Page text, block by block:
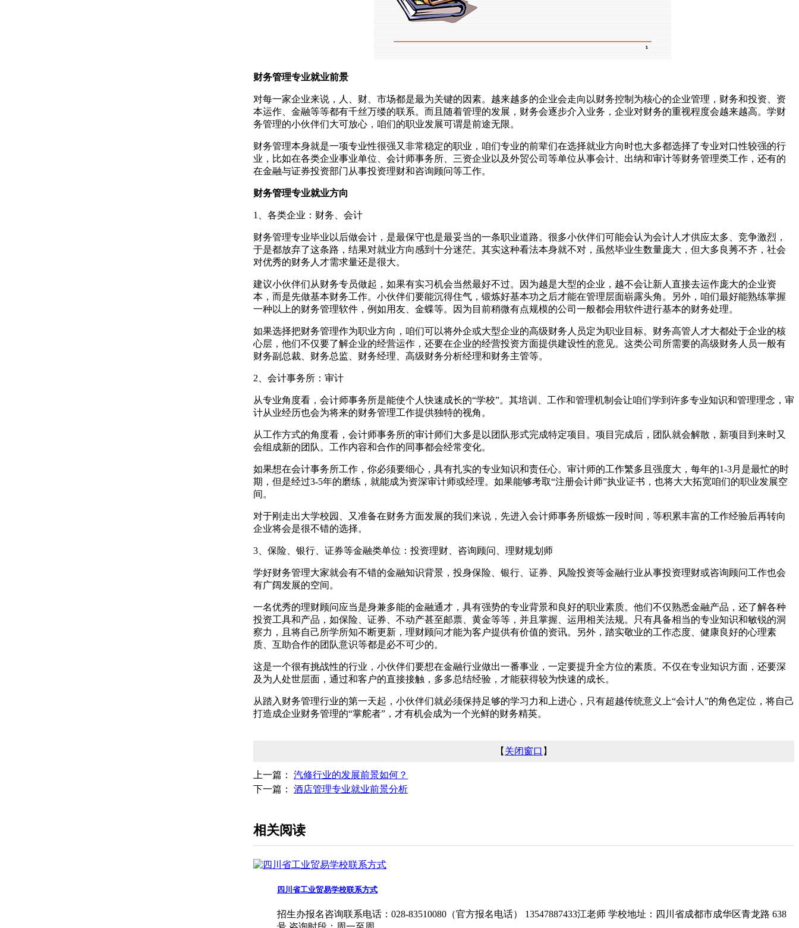
财务管理专业就业前景
对每一家企业来说，人、财、市场都是最为关键的因素。越来越多的企业会走向以财务控制为核心的企业管理，财务和投资、资
本运作、金融等等都有千丝万缕的联系。而且随着管理的发展，财务会逐步介入业务，企业对财务的重视程度会越来越高。学财
务管理的小伙伴们大可放心，咱们的职业发展可谓是前途无限。
财务管理本身就是一项专业性很强又非常稳定的职业，咱们专业的前辈们在选择就业方向时也大多都选择了专业对口性较强的行
业，比如在各类企业事业单位、会计师事务所、三资企业以及外贸公司等单位从事会计、出纳和审计等财务管理类工作，还有的
在金融与证券投资部门从事投资理财和咨询顾问等工作。
财务管理专业就业方向
1、各类企业：财务、会计
财务管理专业毕业以后做会计，是最保守也是最妥当的一条职业道路。很多小伙伴们可能会认为会计人才供应太多、竞争激烈，
于是都放弃了这条路，结果对就业方向感到十分迷茫。其实这种看法本身就不对，虽然毕业生数量庞大，但大多良莠不齐，社会
对优秀的财务人才需求量还是很大。
建议小伙伴们从财务专员做起，如果有实习机会当然最好不过。因为越是大型的企业，越不会让新人直接去运作庞大的企业资
本，而是先做基本财务工作。小伙伴们要能沉得住气，锻炼好基本功之后才能在管理层面崭露头角。另外，咱们最好能熟练掌握
一种以上的财务管理软件，例如用友、金蝶等。因为目前稍微有点规模的公司一般都会用软件进行基本的财务处理。
如果选择把财务管理作为职业方向，咱们可以将外企或大型企业的高级财务人员定为职业目标。财务高管人才大都处于企业的核
心层，他们不仅要了解企业的经营运作，还要在企业的经营投资方面提供建设性的意见。这类公司所需要的高级财务人员一般有
财务副总裁、财务总监、财务经理、高级财务分析经理和财务主管等。
2、会计事务所：审计
从专业角度看，会计师事务所是能使个人快速成长的“学校”。其培训、工作和管理机制会让咱们学到许多专业知识和管理理念，审
计从业经历也会为将来的财务管理工作提供独特的视角。
从工作方式的角度看，会计师事务所的审计师们大多是以团队形式完成特定项目。项目完成后，团队就会解散，新项目到来时又
会组成新的团队。工作内容和合作的同事都会经常变化。
如果想在会计事务所工作，你必须要细心，具有扎实的专业知识和责任心。审计师的工作繁多且强度大，每年的1-3月是最忙的时
期，但是经过3-5年的磨练，就能成为资深审计师或经理。如果能够考取“注册会计师”执业证书，也将大大拓宽咱们的职业发展空
间。
对于刚走出大学校园、又准备在财务方面发展的我们来说，先进入会计师事务所锻炼一段时间，等积累丰富的工作经验后再转向
企业将会是很不错的选择。
3、保险、银行、证券等金融类单位：投资理财、咨询顾问、理财规划师
学好财务管理大家就会有不错的金融知识背景，投身保险、银行、证券、风险投资等金融行业从事投资理财或咨询顾问工作也会
有广阔发展的空间。
一名优秀的理财顾问应当是身兼多能的金融通才，具有强势的专业背景和良好的职业素质。他们不仅熟悉金融产品，还了解各种
投资工具和产品，如保险、证券、不动产甚至邮票、黄金等等，并且掌握、运用相关法规。只有具备相当的专业知识和敏锐的洞
察力，且将自己所学所知不断更新，理财顾问才能为客户提供有价值的资讯。另外，踏实敬业的工作态度、健康良好的心理素
质、互助合作的团队意识等都是必不可少的。
这是一个很有挑战性的行业，小伙伴们要想在金融行业做出一番事业，一定要提升全方位的素质。不仅在专业知识方面，还要深
及为人处世层面，通过和客户的直接接触，多多总结经验，才能获得较为快速的成长。
从踏入财务管理行业的第一天起，小伙伴们就必须保持足够的学习力和上进心，只有超越传统意义上“会计人”的角色定位，将自己
打造成企业财务管理的“掌舵者”，才有机会成为一个光鲜的财务精英。
【 关闭窗口 】
上一篇： 汽修行业的发展前景如何？
下一篇： 酒店管理专业就业前景分析
相关阅读
四川省工业贸易学校联系方式
招生办报名咨询联系电话：028-83510080（官方报名电话） 13547887433江老师 学校地址：四川省成都市成华区青龙路 638